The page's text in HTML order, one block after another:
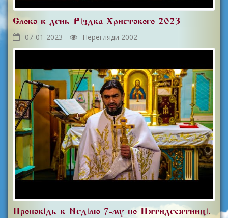
Слово в день Різдва Христового 2023
07-01-2023 Перегляди 2002
Проповідь в Неділю 7-му по П'ятидесятниці.